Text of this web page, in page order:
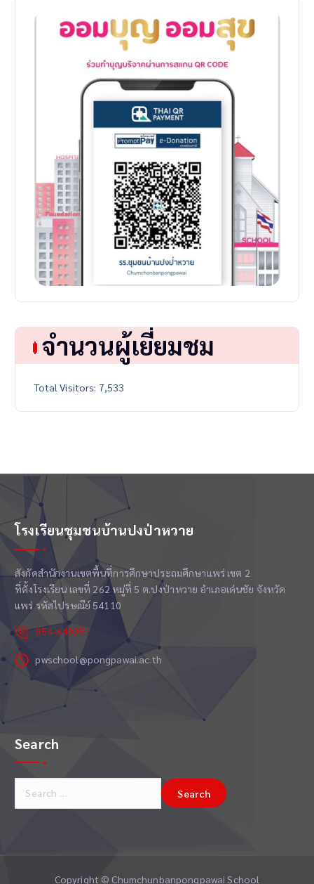
จำนวนผู้เยี่ยมชม
Total Visitors: 7,533
โรงเรียนชุมชนบ้านปงป่าหวาย
สังกัดสำนักงานเขตพื้นที่การศึกษาประถมศึกษาแพร่ เขต 2
ที่ตั้งโรงเรียน เลขที่ 262 หมู่ที่ 5 ต.ปงป่าหวาย อำเภอเด่นชัย จังหวัด
แพร่ รหัสไปรษณีย์ 54110
054-640051
pwschool@pongpawai.ac.th
Search
Copyright © Chumchunbanpongpawai School